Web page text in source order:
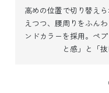
高めの位置で切り替え
えつつ、腰周りをふん
ンドカラーを採用。ペ
と感」と「